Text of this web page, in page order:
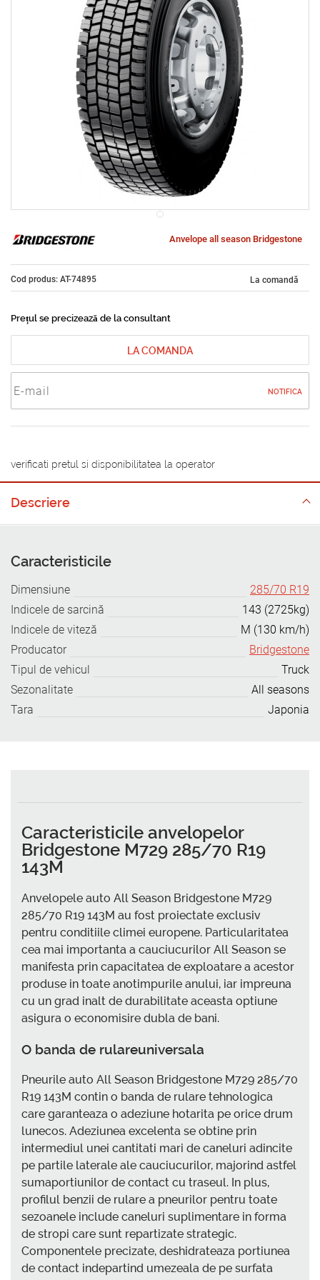
Anvelope all season Bridgestone
Cod produs: AT-74895 La comandă
Prețul se precizează de la consultant
LA COMANDA
NOTIFICA
verificati pretul si disponibilitatea la operator
Descriere
Caracteristicile
Dimensiune
285/70 R19
Indicele de sarcină
143 (2725kg)
Indicele de viteză
M (130 km/h)
Producator
Bridgestone
Tipul de vehicul
Truck
Sezonalitate
All seasons
Tara
Japonia
Caracteristicile anvelopelor
Bridgestone M729 285/70 R19
143M
Anvelopele auto All Season Bridgestone M729
285/70 R19 143M au fost proiectate exclusiv
pentru conditiile climei europene. Particularitatea
cea mai importanta a cauciucurilor All Season se
manifesta prin capacitatea de exploatare a acestor
produse in toate anotimpurile anului, iar impreuna
cu un grad inalt de durabilitate aceasta optiune
asigura o economisire dubla de bani.
O banda de rulareuniversala
Pneurile auto All Season Bridgestone M729 285/70
R19 143M contin o banda de rulare tehnologica
care garanteaza o adeziune hotarita pe orice drum
lunecos. Adeziunea excelenta se obtine prin
intermediul unei cantitati mari de caneluri adincite
pe partile laterale ale cauciucurilor, majorind astfel
sumaportiunilor de contact cu traseul. In plus,
profilul benzii de rulare a pneurilor pentru toate
sezoanele include caneluri suplimentare in forma
de stropi care sunt repartizate strategic.
Componentele precizate, deshidrateaza portiunea
de contact indepartind umezeala de pe surfata